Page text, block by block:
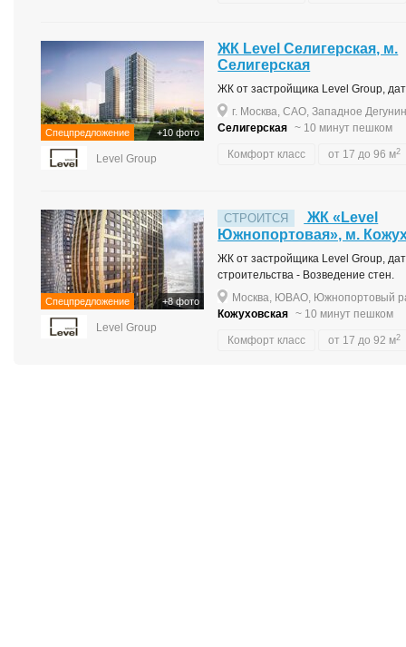
Спецпредложение +10 фото
Level Group
ЖК Level Селигерская, м.
Селигерская
ЖК от застройщика Level Group,
г. Москва, САО, Западное
Селигерская ~ 10 минут пешком
Комфорт класс от 17 до 96 м2
Спецпредложение +8 фото
Level Group
СТРОИТСЯ
ЖК «Level
Южнопортовая», м.
ЖК от застройщика Level Group,
строительства - Возведение стен.
Москва, ЮВАО, Южнопортовый
Кожуховская ~ 10 минут пешком
Комфорт класс от 17 до 92 м2